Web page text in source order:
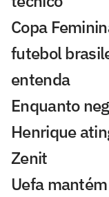
Copa
futebol
entenda
Enquanto
Henrique
Zenit
Uefa